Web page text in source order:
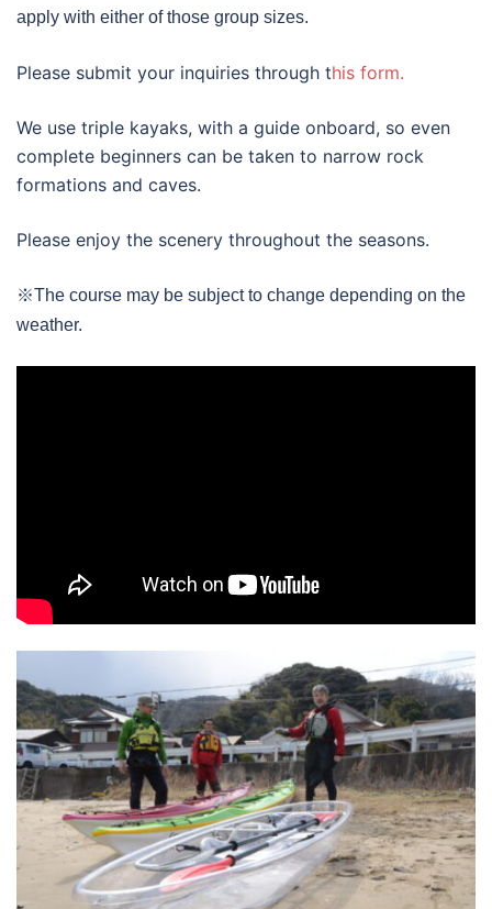
apply with either of those group sizes.
Please submit your inquiries through this form.
We use triple kayaks, with a guide onboard, so even
complete beginners can be taken to narrow rock
formations and caves.
Please enjoy the scenery throughout the seasons.
※The course may be subject to change depending on the
weather.